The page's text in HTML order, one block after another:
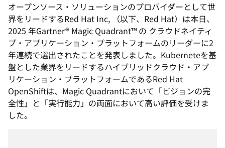
オープンソース・ソリューションのプロバイダーとして世
界をリードするRed Hat Inc, （以下、Red Hat）は本日、
2025 年Gartner® Magic Quadrant™ の クラウドネイティ
ブ・アプリケーション・プラットフォームのリーダーに2
年連続で選出されたことを発表しました。Kuberneteを基
盤とした業界をリードするハイブリッドクラウド・アプ
リケーション・プラットフォームであるRed Hat
OpenShiftは、Magic Quadrantにおいて「ビジョンの完
全性」と「実行能力」の両面において高い評価を受けま
した。